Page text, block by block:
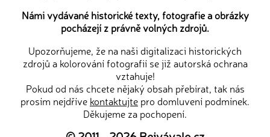
Námi vydávané historické texty, fotografie a obrázky
pocházejí z právně volných zdrojů.
Upozorňujeme, že na naši digitalizaci historických
zdrojů a kolorování fotografií se již autorská ochrana
vztahuje!
Pokud od nás chcete nějaký obsah přebírat, tak nás
prosím nejdříve kontaktujte pro domluvení podmínek.
Děkujeme za pochopení.